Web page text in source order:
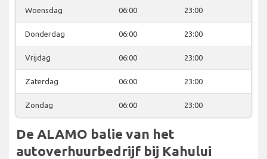
Woensdag 06:00 23:00
Donderdag 06:00 23:00
Vrijdag 06:00 23:00
Zaterdag 06:00 23:00
Zondag 06:00 23:00
De ALAMO balie van het
autoverhuurbedrijf bij Kahului